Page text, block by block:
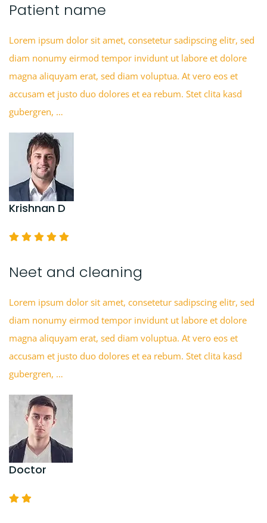
Patient name
Lorem ipsum dolor sit amet, consetetur sadipscing elitr, sed
diam nonumy eirmod tempor invidunt ut labore et dolore
magna aliquyam erat, sed diam voluptua. At vero eos et
accusam et justo duo dolores et ea rebum. Stet clita kasd
gubergren, …
Krishnan D
Neet and cleaning
Lorem ipsum dolor sit amet, consetetur sadipscing elitr, sed
diam nonumy eirmod tempor invidunt ut labore et dolore
magna aliquyam erat, sed diam voluptua. At vero eos et
accusam et justo duo dolores et ea rebum. Stet clita kasd
gubergren, …
Doctor